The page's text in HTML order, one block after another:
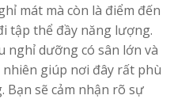
mát mà còn là điểm đến
tập thể đầy năng lượng.
nghỉ dưỡng có sân lớn và
giúp nơi đây rất phù
Bạn sẽ cảm nhận rõ sự